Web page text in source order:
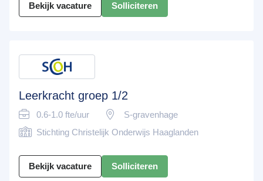
Bekijk vacature Solliciteren
Leerkracht groep 1/2
0.6-1.0 fte/uur
S-gravenhage
Stichting Christelijk Onderwijs Haaglanden
Bekijk vacature Solliciteren